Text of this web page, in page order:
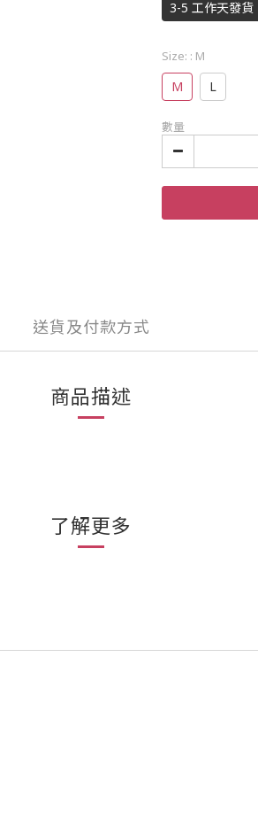
3-5 工作天發貨
Size: : M
M L
數量
送貨及付款方式
商品描述
了解更多